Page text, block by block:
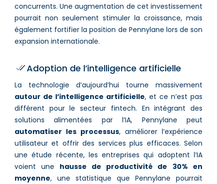
concurrents. Une augmentation de cet investissement
pourrait non seulement stimuler la croissance, mais
également fortifier la position de Pennylane lors de son
expansion internationale.
Adoption de l’intelligence artificielle
La technologie d’aujourd’hui tourne massivement
autour de l’intelligence artificielle, et ce n’est pas
différent pour le secteur fintech. En intégrant des
solutions alimentées par l’IA, Pennylane peut
automatiser les processus, améliorer l’expérience
utilisateur et offrir des services plus efficaces. Selon
une étude récente, les entreprises qui adoptent l’IA
voient une hausse de productivité de 30% en
moyenne, une statistique que Pennylane pourrait